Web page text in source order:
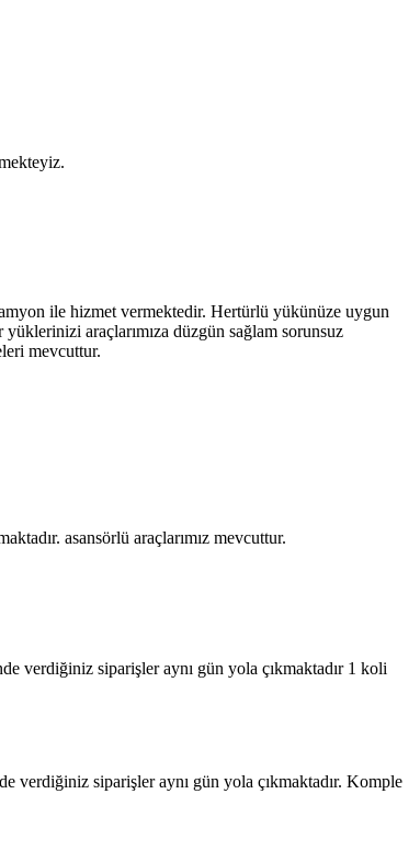
ile hizmet vermektedir. Hertürlü yükünüze uygun
yüklerinizi araçlarımıza düzgün sağlam sorunsuz
mevcuttur.
asansörlü araçlarımız mevcuttur.
verdiğiniz siparişler aynı gün yola çıkmaktadır 1 koli
verdiğiniz siparişler aynı gün yola çıkmaktadır. Komple